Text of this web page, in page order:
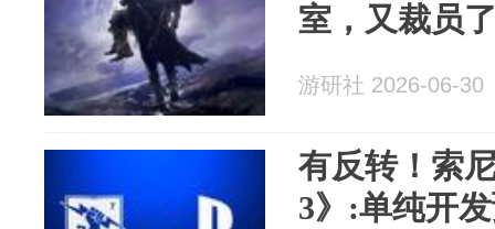
室，又裁员
游研社 2026-06-30
有反转！索
3》:单纯开